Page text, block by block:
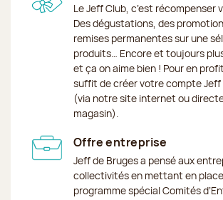
Le Jeff Club, c’est récompenser
Des dégustations, des
remises permanentes sur une
produits… Encore et toujours
et ça on aime bien ! Pour en
suffit de créer votre compte Jeff
(via notre site internet ou
magasin).
Offre entreprise
Jeff de Bruges a pensé aux
collectivités en mettant en
programme spécial Comités